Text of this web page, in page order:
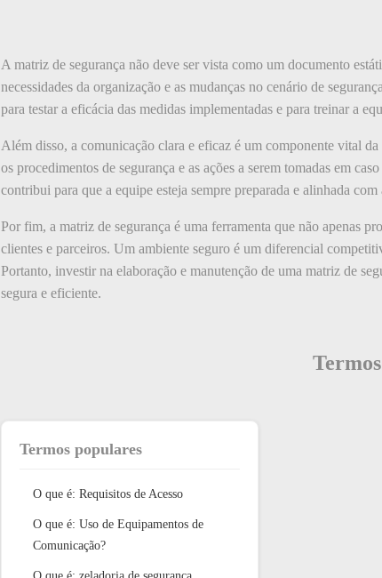
A matriz de segurança não deve ser vista como um documento
necessidades da organização e as mudanças no cenário de
para testar a eficácia das medidas implementadas e para treinar a
Além disso, a comunicação clara e eficaz é um componente vital
os procedimentos de segurança e as ações a serem tomadas em
contribui para que a equipe esteja sempre preparada e alinhada com
Por fim, a matriz de segurança é uma ferramenta que não apenas
clientes e parceiros. Um ambiente seguro é um diferencial
Portanto, investir na elaboração e manutenção de uma matriz de
segura e eficiente.
Termos populares
O que é: Requisitos de Acesso
O que é: Uso de Equipamentos de
Comunicação?